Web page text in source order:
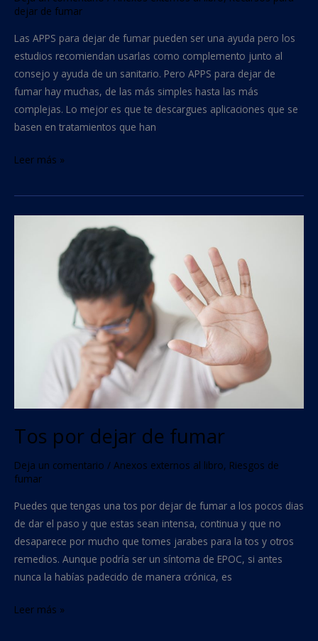
dejar de fumar
Las APPS para dejar de fumar pueden ser una ayuda pero los
estudios recomiendan usarlas como complemento junto al
consejo y ayuda de un sanitario. Pero APPS para dejar de
fumar hay muchas, de las más simples hasta las más
complejas. Lo mejor es que te descargues aplicaciones que se
basen en tratamientos que han
Leer más »
Tos por dejar de fumar
Deja un comentario / Anexos externos al libro, Riesgos de
fumar
Puedes que tengas una tos por dejar de fumar a los pocos dias
de dar el paso y que estas sean intensa, continua y que no
desaparece por mucho que tomes jarabes para la tos y otros
remedios. Aunque podría ser un síntoma de EPOC, si antes
nunca la habías padecido de manera crónica, es
Leer más »